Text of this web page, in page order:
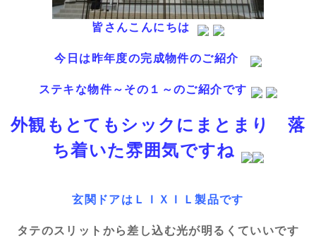
皆さんこんにちは
今日は昨年度の完成物件のご紹介
ステキな物件～その１～のご紹介です
外観もとてもシックにまとまり 落
ち着いた雰囲気ですね
玄関ドアはＬＩＸＩＬ製品です
タテのスリットから差し込む光が明るくていいです